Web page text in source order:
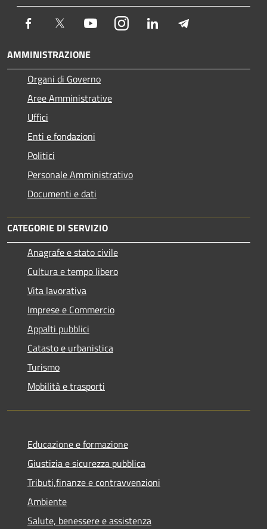
Facebook Twitter YoutubeInstagram LinkedIn
AMMINISTRAZIONE
Organi di Governo
Aree Amministrative
Uffici
Enti e fondazioni
Politici
Personale Amministrativo
Documenti e dati
CATEGORIE DI SERVIZIO
Anagrafe e stato civile
Cultura e tempo libero
Vita lavorativa
Imprese e Commercio
Appalti pubblici
Catasto e urbanistica
Turismo
Mobilità e trasporti
Educazione e formazione
Giustizia e sicurezza pubblica
Tributi,finanze e contravvenzioni
Ambiente
Salute, benessere e assistenza